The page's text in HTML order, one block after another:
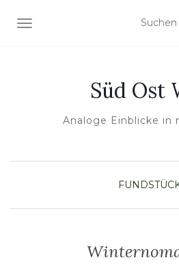
NAVIGATION UMSCHALTEN
Süd Ost
Analoge Einblicke in